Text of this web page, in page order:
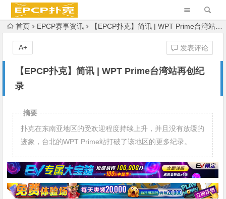
首页 EPCP赛事资讯 【EPCP扑克】简讯 | WPT Prime台湾站再创纪录
【EPCP扑克】简讯 | WPT Prime台湾站再创纪
录
发表评论
A+
摘要
扑克在东南亚地区的受欢迎程度持续上升，并且没有放缓的
迹象，台北的WPT Prime站打破了该地区的更多纪录。